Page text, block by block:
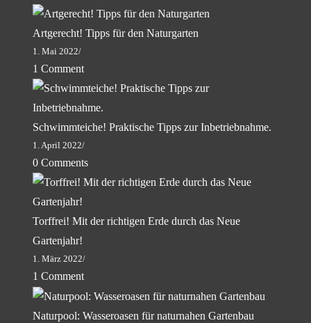
Artgerecht! Tipps für den Naturgarten
1. Mai 2022/
1 Comment
Schwimmteiche! Praktische Tipps zur Inbetriebnahme.
1. April 2022/
0 Comments
Torffrei! Mit der richtigen Erde durch das Neue
Gartenjahr!
1. März 2022/
1 Comment
Naturpool: Wasseroasen für naturnahen Gartenbau